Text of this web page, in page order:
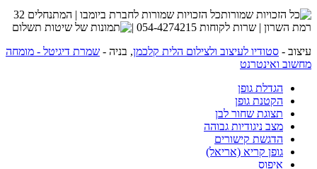
כל הזכויות שמורות לחברת ביומבו | המתנחלים 32
רמת השרון | שרות לקוחות 054-4274215 |
עיצוב - סטודיו לעיצוב ולצילום הלית קלכמן, בניה - שמרת דיגיטל - מומחה
מחשוב ואינטרנט
הגדלת גופן
הקטנת גופן
תצוגת שחור לבן
מצב ניגודיות גבוהה
הדגשת קישורים
גופן קריא (אריאל)
איפוס